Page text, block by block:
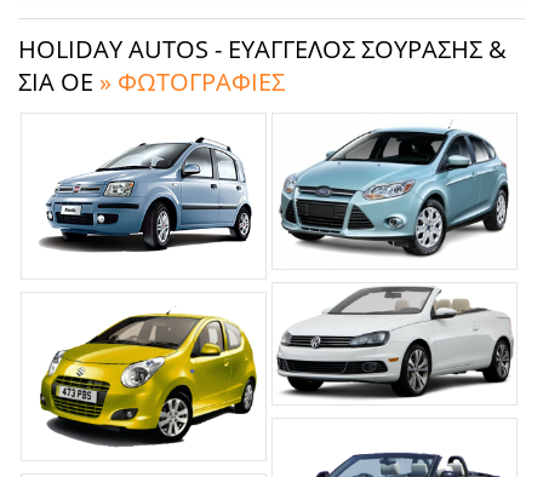
HOLIDAY AUTOS - ΕΥΑΓΓΕΛΟΣ ΣΟΥΡΑΣΗΣ &
ΣΙΑ ΟΕ » ΦΩΤΟΓΡΑΦΙΕΣ